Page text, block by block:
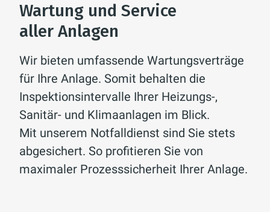
Wartung und Service
aller Anlagen
Wir bieten umfassende Wartungsverträge
für Ihre Anlage. Somit behalten die
Inspektionsintervalle Ihrer Heizungs-,
Sanitär- und Klimaanlagen im Blick.
Mit unserem Notfalldienst sind Sie stets
abgesichert. So profitieren Sie von
maximaler Prozess­sicher­heit Ihrer Anlage.